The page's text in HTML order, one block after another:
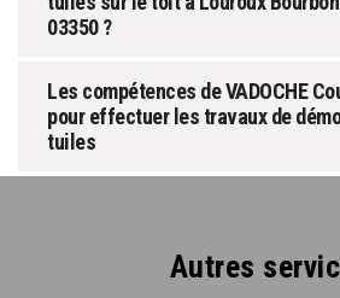
03350 ?
Les compétences de VADOCHE
pour effectuer les travaux de
tuiles
Autres